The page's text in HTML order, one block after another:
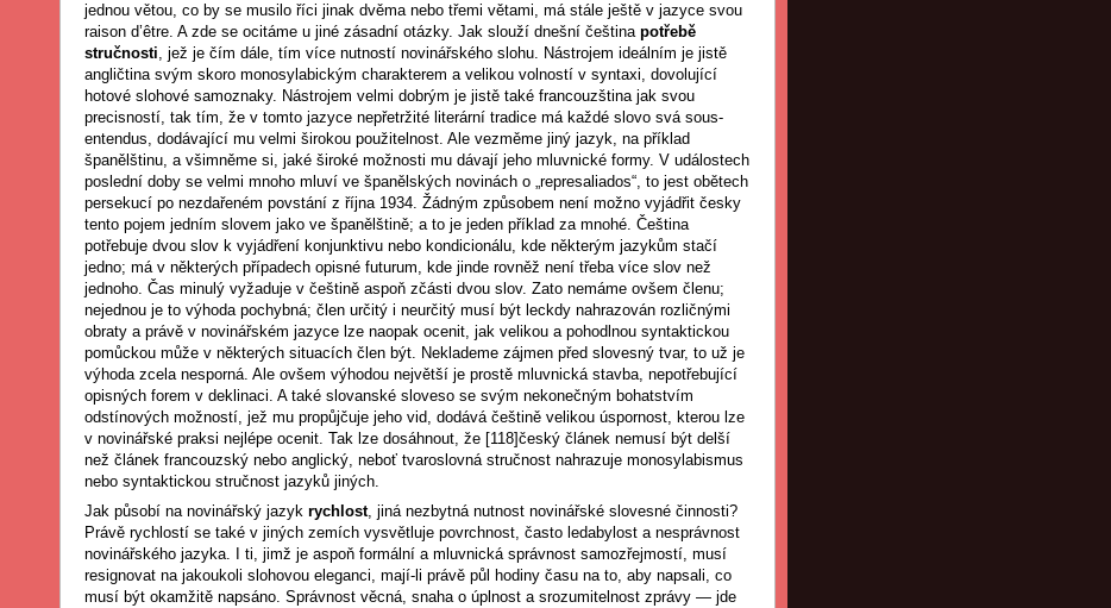
jednou větou, co by se musilo říci jinak dvěma nebo třemi větami, má stále ještě v jazyce svou
raison d’être. A zde se ocitáme u jiné zásadní otázky. Jak slouží dnešní čeština potřebě
stručnosti, jež je čím dále, tím více nutností novinářského slohu. Nástrojem ideálním je jistě
angličtina svým skoro monosylabickým charakterem a velikou volností v syntaxi, dovolující
hotové slohové samoznaky. Nástrojem velmi dobrým je jistě také francouzština jak svou
precisností, tak tím, že v tomto jazyce nepřetržité literární tradice má každé slovo svá sous-
entendus, dodávající mu velmi širokou použitelnost. Ale vezměme jiný jazyk, na příklad
španělštinu, a všimněme si, jaké široké možnosti mu dávají jeho mluvnické formy. V událostech
poslední doby se velmi mnoho mluví ve španělských novinách o „represaliados“, to jest obětech
persekucí po nezdařeném povstání z října 1934. Žádným způsobem není možno vyjádřit česky
tento pojem jedním slovem jako ve španělštině; a to je jeden příklad za mnohé. Čeština
potřebuje dvou slov k vyjádření konjunktivu nebo kondicionálu, kde některým jazykům stačí
jedno; má v některých případech opisné futurum, kde jinde rovněž není třeba více slov než
jednoho. Čas minulý vyžaduje v češtině aspoň zčásti dvou slov. Zato nemáme ovšem členu;
nejednou je to výhoda pochybná; člen určitý i neurčitý musí být leckdy nahrazován rozličnými
obraty a právě v novinářském jazyce lze naopak ocenit, jak velikou a pohodlnou syntaktickou
pomůckou může v některých situacích člen být. Neklademe zájmen před slovesný tvar, to už je
výhoda zcela nesporná. Ale ovšem výhodou největší je prostě mluvnická stavba, nepotřebující
opisných forem v deklinaci. A také slovanské sloveso se svým nekonečným bohatstvím
odstínových možností, jež mu propůjčuje jeho vid, dodává češtině velikou úspornost, kterou lze
v novinářské praksi nejlépe ocenit. Tak lze dosáhnout, že [118]český článek nemusí být delší
než článek francouzský nebo anglický, neboť tvaroslovná stručnost nahrazuje monosylabismus
nebo syntaktickou stručnost jazyků jiných.
Jak působí na novinářský jazyk rychlost, jiná nezbytná nutnost novinářské slovesné činnosti?
Právě rychlostí se také v jiných zemích vysvětluje povrchnost, často ledabylost a nesprávnost
novinářského jazyka. I ti, jimž je aspoň formální a mluvnická správnost samozřejmostí, musí
resignovat na jakoukoli slohovou eleganci, mají-li právě půl hodiny času na to, aby napsali, co
musí být okamžitě napsáno. Správnost věcná, snaha o úplnost a srozumitelnost zprávy — jde